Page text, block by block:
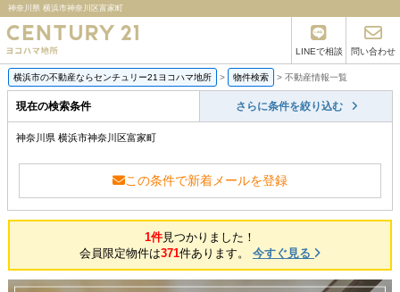
神奈川県 横浜市神奈川区富家町
LINEで相談 問い合わせ
横浜市の不動産ならセンチュリー21ヨコハマ地所 > 物件検索 > 不動産情報一覧
現在の検索条件 さらに条件を絞り込む
神奈川県 横浜市神奈川区富家町
この条件で新着メールを登録
1件見つかりました！
会員限定物件は371件あります。 今すぐ見る